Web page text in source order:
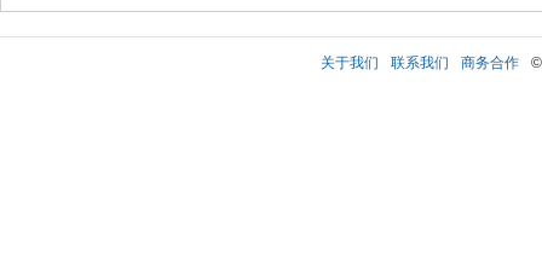
关于我们 联系我们 商务合作